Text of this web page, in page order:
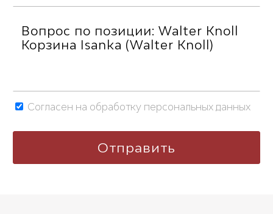
Согласен на обработку персональных данных